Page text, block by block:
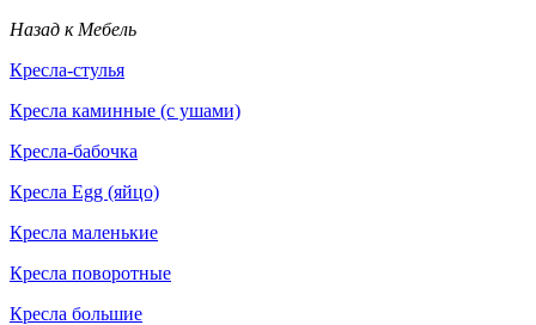
Назад к Мебель
Кресла-стулья
Кресла каминные (с ушами)
Кресла-бабочка
Кресла Egg (яйцо)
Кресла маленькие
Кресла поворотные
Кресла большие